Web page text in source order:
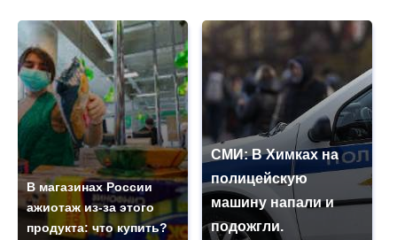
В магазинах России
ажиотаж из-за этого
продукта: что купить?
СМИ: В Химках на
полицейскую
машину напали и
подожгли.